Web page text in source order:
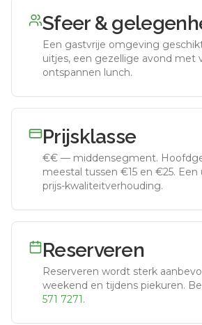
Sfeer &
Een gastvrije omgeving
uitjes, een gezellige avond met
ontspannen lunch.
Prijsklasse
€€ — middensegment.
meestal tussen €15 en €25.
prijs-kwaliteitverhouding.
Reserveren
Reserveren wordt sterk
weekend en tijdens piekuren.
571 7271.